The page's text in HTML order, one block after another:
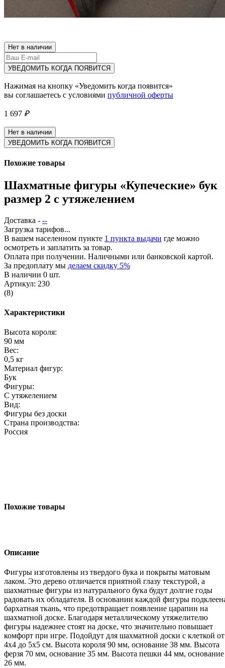
Нет в наличии
УВЕДОМИТЬ КОГДА ПОЯВИТСЯ
Нажимая на кнопку «Уведомить когда появится»
вы соглашаетесь с условиями публичной оферты
1 697 ₽
Нет в наличии
УВЕДОМИТЬ КОГДА ПОЯВИТСЯ
Похожие товары
Шахматные фигуры «Купеческие» бук
размер 2 с утяжелением
Доставка - --
Загрузка тарифов...
В вашем населенном пункте 1 пункта выдачи где можно
осмотреть и заплатить за товар.
Оплата при получении. Наличными или банковской картой.
За предоплату мы делаем скидку 5%
В наличии 0 шт.
Артикул: 230
(8)
Характеристики
Высота короля:
90 мм
Вес:
0,5 кг
Материал фигур:
Бук
Фигуры:
С утяжелением
Вид:
Фигуры без доски
Страна производства:
Россия
Похожие товары
Описание
Фигуры изготовлены из твердого бука и покрыты матовым
лаком. Это дерево отличается приятной глазу текстурой, а
шахматные фигуры из натурального бука будут долгие годы
радовать их обладателя. В основании каждой фигуры
бархатная ткань, что предотвращает появление царапин на
шахматной доске. Благодаря металлическому утяжелителю
фигуры надежнее стоят на доске, что значительно повышает
комфорт при игре. Подойдут для шахматной доски с клеткой от
4x4 до 5x5 см. Высота короля 90 мм, основание 38 мм. Высота
ферзя 70 мм, основание 35 мм. Высота пешки 44 мм, основание
26 мм.